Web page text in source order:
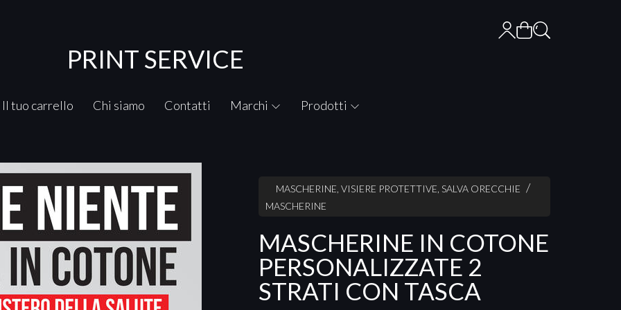
PRINT SERVICE
Il tuo carrello Chi siamo Contatti Marchi Prodotti
MASCHERINE, VISIERE PROTETTIVE, SALVA ORECCHIE
MASCHERINE
MASCHERINE IN COTONE
PERSONALIZZATE 2
STRATI CON TASCA